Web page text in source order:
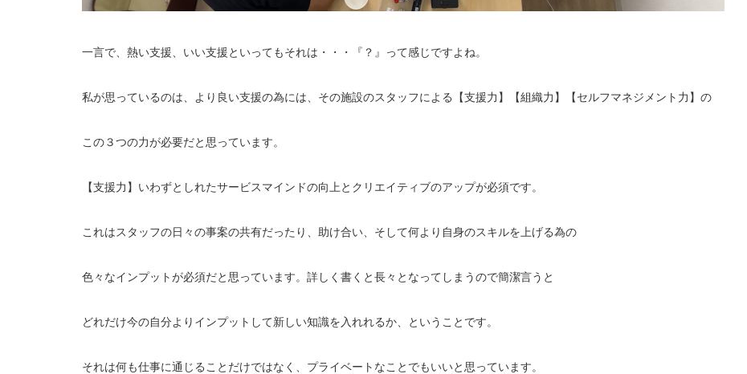
一言で、熱い支援、いい支援といってもそれは・・・『？』って感じですよね。
私が思っているのは、より良い支援の為には、その施設のスタッフによる【支援力】【組織力】【セルフマネジメント力】の
この３つの力が必要だと思っています。
【支援力】いわずとしれたサービスマインドの向上とクリエイティブのアップが必須です。
これはスタッフの日々の事案の共有だったり、助け合い、そして何より自身のスキルを上げる為の
色々なインプットが必須だと思っています。詳しく書くと長々となってしまうので簡潔言うと
どれだけ今の自分よりインプットして新しい知識を入れれるか、ということです。
それは何も仕事に通じることだけではなく、プライベートなことでもいいと思っています。